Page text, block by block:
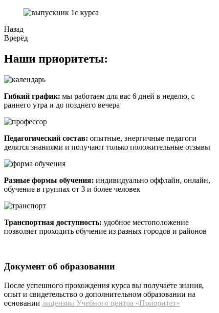
Назад
Врерёд
Наши приоритеты:
Гибкий график: мы работаем для вас 6 дней в неделю, с
раннего утра и до позднего вечера
Педагогический состав: опытные, энергичные педагоги
делятся знаниями и получают только положительные отзывы
Разные формы обучения: индивидуально оффлайн, онлайн,
обучение в группах от 3 и более человек
Транспортная доступность: удобное местоположение
позволяет проходить обучение из разных городов и районов
Документ об образовании
После успешного прохождения курса вы получаете знания,
опыт и свидетельство о дополнительном образовании на
основании лицензии Учебного центра «Приоритет»